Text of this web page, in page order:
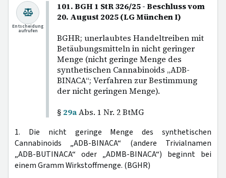
101. BGH 1 StR 326/25 - Beschluss vom
20. August 2025 (LG München I)
BGHR; unerlaubtes Handeltreiben mit
Betäubungsmitteln in nicht geringer
Menge (nicht geringe Menge des
synthetischen Cannabinoids „ADB-
BINACA“; Verfahren zur Bestimmung
der nicht geringen Menge).
§ 29aAbs. 1 Nr. 2 BtMG
Entscheidung
aufrufen
1. Die nicht geringe Menge des synthetischen
Cannabinoids „ADB-BINACA“ (andere Trivialnamen
„ADB-BUTINACA“ oder „ADMB-BINACA“) beginnt bei
einem Gramm Wirkstoffmenge. (BGHR)